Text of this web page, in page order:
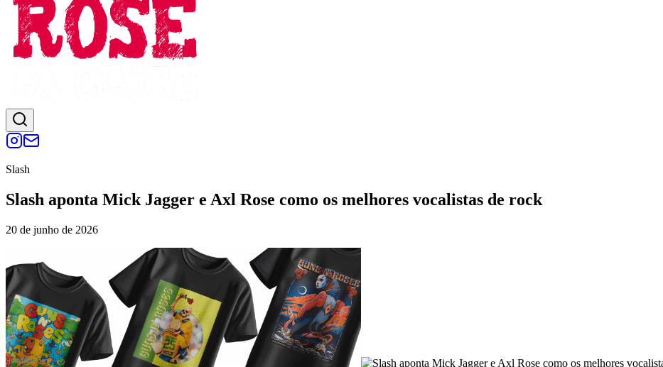
Slash
Slash aponta Mick Jagger e Axl Rose como os melhores vocalistas de rock
20 de junho de 2026